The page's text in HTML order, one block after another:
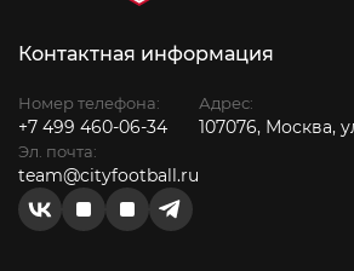
Контактная информация
Номер телефона:
+7 499 460-06-34
Эл. почта:
team@cityfootball.ru
Адрес:
107076, Москва,